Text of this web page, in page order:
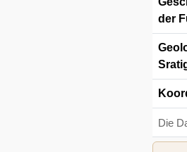
der
Die